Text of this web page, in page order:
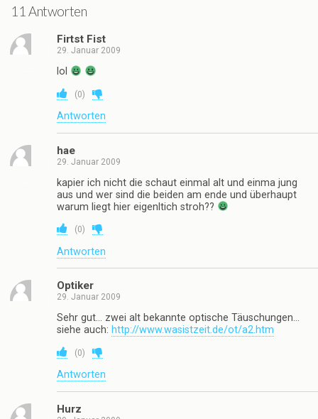
11 Antworten
Firtst Fist
29. Januar 2009
lol
(0)
Antworten
hae
29. Januar 2009
kapier ich nicht die schaut einmal alt und einma jung
aus und wer sind die beiden am ende und überhaupt
warum liegt hier eigenltich stroh??
(0)
Antworten
Optiker
29. Januar 2009
Sehr gut… zwei alt bekannte optische Täuschungen…
siehe auch: http://www.wasistzeit.de/ot/a2.htm
(0)
Antworten
Hurz